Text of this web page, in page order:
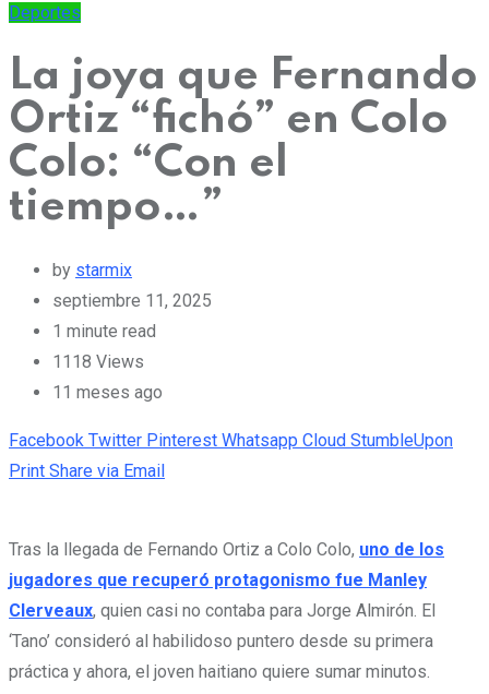
Deportes
La joya que Fernando
Ortiz “fichó” en Colo
Colo: “Con el
tiempo…”
by starmix
septiembre 11, 2025
1 minute read
1118 Views
11 meses ago
Facebook Twitter Pinterest Whatsapp Cloud StumbleUpon
Print Share via Email
Tras la llegada de Fernando Ortiz a Colo Colo, uno de los
jugadores que recuperó protagonismo fue Manley
Clerveaux, quien casi no contaba para Jorge Almirón. El
‘Tano’ consideró al habilidoso puntero desde su primera
práctica y ahora, el joven haitiano quiere sumar minutos.